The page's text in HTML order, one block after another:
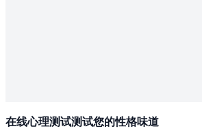
在线心理测试测试您的性格味道